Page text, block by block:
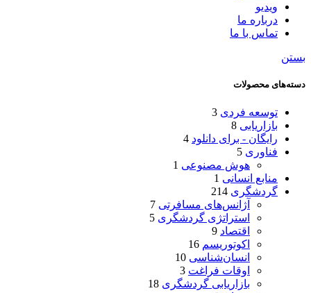
ویدیو
درباره‌ ما
تماس با ما
بستن
دسته‌های محصولات
توسعه فردی 3
بازاریابی 8
رایگان - برای دانلود 4
فناوری 5
هوش مصنوعی 1
منابع انسانی 1
گردشگری 214
آژانس‌های مسافرتی 7
استراتژی گردشگری 5
اقتصاد 9
اکوتوریسم 16
انسان‌شناسی 10
اوقات فراغت 3
بازاریابی گردشگری 18